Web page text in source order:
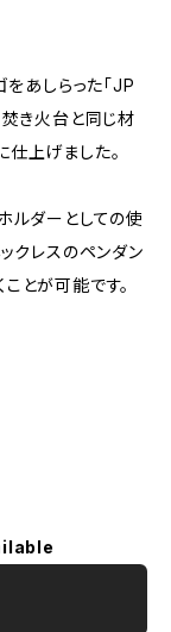
をあしらった「JP
き火台と同じ材
上げました。
ルダーとしての使
クレスのペンダン
とが可能です。